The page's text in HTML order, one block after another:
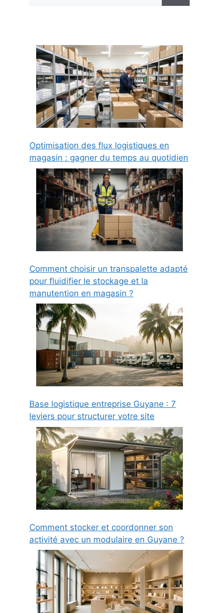
Optimisation des flux logistiques en
magasin : gagner du temps au quotidien
Comment choisir un transpalette adapté
pour fluidifier le stockage et la
manutention en magasin ?
Base logistique entreprise Guyane : 7
leviers pour structurer votre site
Comment stocker et coordonner son
activité avec un modulaire en Guyane ?